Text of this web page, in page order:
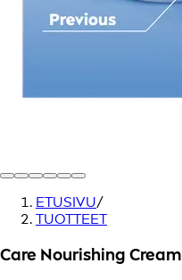
ETUSIVU/
TUOTTEET
Care Nourishing Cream